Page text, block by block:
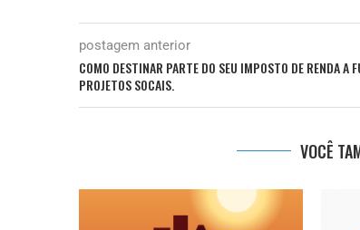
postagem anterior
COMO DESTINAR PARTE DO SEU IMPOSTO DE RENDA A
PROJETOS SOCAIS.
VOCÊ